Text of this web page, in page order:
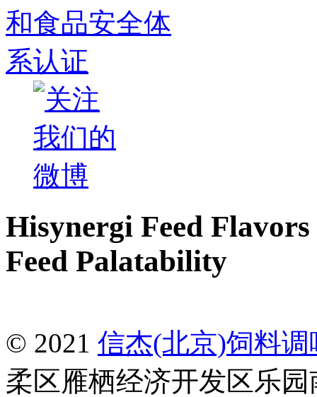
Hisynergi Feed
Feed Palatability
© 2021 信杰(北京)饲料
柔区雁栖经济开发区乐